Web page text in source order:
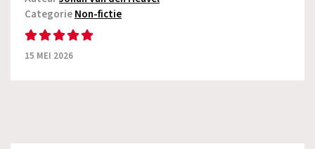
CategorieNon-fictie
15 MEI 2026